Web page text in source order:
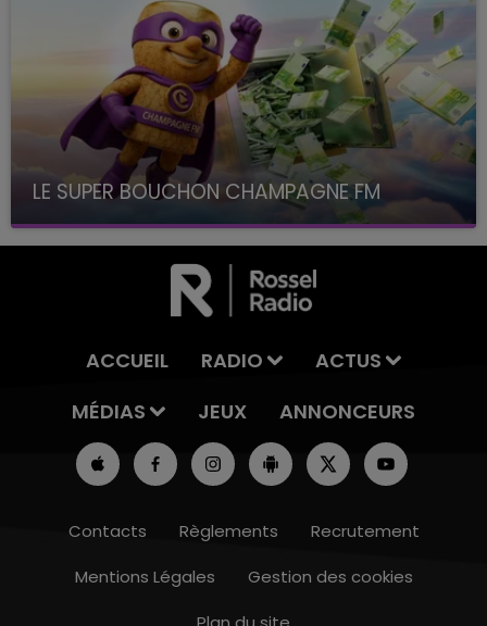
LE SUPER BOUCHON CHAMPAGNE FM
avec La Famille Champagne FM, à 8H10
ACCUEIL RADIO
ACTUS
MÉDIAS
JEUX ANNONCEURS
Contacts Règlements
Recrutement
Mentions Légales
Gestion des cookies